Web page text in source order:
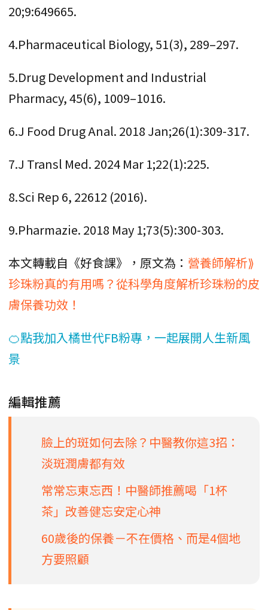
20;9:649665.
4.Pharmaceutical Biology, 51(3), 289–297.
5.Drug Development and Industrial
Pharmacy, 45(6), 1009–1016.
6.J Food Drug Anal. 2018 Jan;26(1):309-317.
7.J Transl Med. 2024 Mar 1;22(1):225.
8.Sci Rep 6, 22612 (2016).
9.Pharmazie. 2018 May 1;73(5):300-303.
本文轉載自《好食課》，原文為： 營養師解析⟫
珍珠粉真的有用嗎？從科學角度解析珍珠粉的皮
膚保養功效！
🍊點我加入橘世代FB粉專，一起展開人生新風
景
編輯推薦
臉上的斑如何去除？中醫教你這3招：
淡斑潤膚都有效
常常忘東忘西！中醫師推薦喝「1杯
茶」改善健忘安定心神
60歲後的保養－不在價格、而是4個地
方要照顧